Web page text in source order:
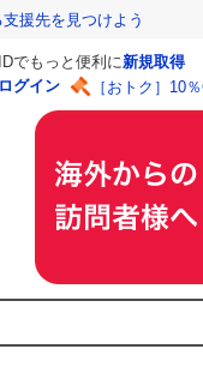
援先を見つけよう
IDでもっと便利に新規取得
ログイン
［おトク］10